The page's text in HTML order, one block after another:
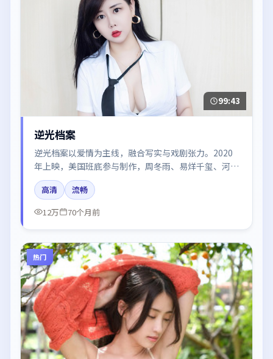
99:43
逆光档案
逆光档案以爱情为主线，融合写实与戏剧张力。2020
年上映，美国班底参与制作，周冬雨、易烊千玺、河正
宇在片中呈现细腻表演，影像风格统一，配乐与剪辑强
化了情绪曲线。
高清
流畅
12万
70个月前
热门